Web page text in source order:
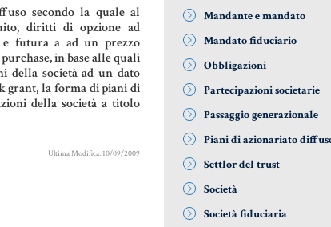
secondo la quale al
diritti di opzione ad
e futura a ad un prezzo
in base alle quali
della società ad un dato
grant, la forma di piani di
della società a titolo
Ultima Modifica: 10/09/2009
Mandante e mandato
Mandato fiduciario
Obbligazioni
Partecipazioni societarie
Passaggio generazionale
Piani di azionariato
Settlor del trust
Società
Società fiduciaria